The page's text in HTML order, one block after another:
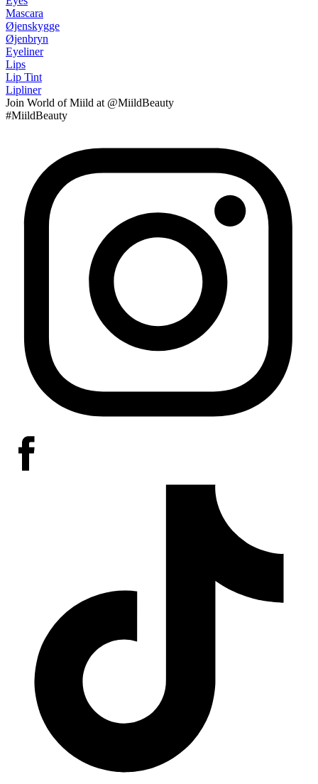
Mascara
Øjenskygge
Øjenbryn
Eyeliner
Lips
Lip Tint
Lipliner
Join World of Miild at @MiildBeauty
#MiildBeauty